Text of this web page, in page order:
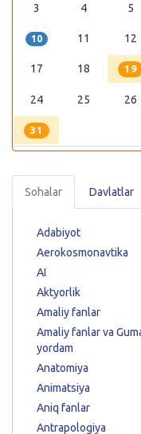
3 4 5
10 11 12
17 18 19
24 25 26
31
Sohalar Davlatlar
Adabiyot
Aerokosmonavtika
AI
Aktyorlik
Amaliy fanlar
Amaliy fanlar va
yordam
Anatomiya
Animatsiya
Aniq fanlar
Antrapologiya